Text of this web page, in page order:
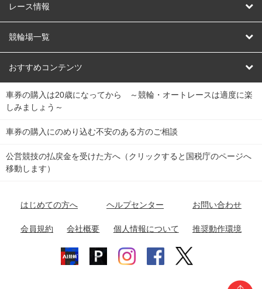
競輪
オートレース
競輪くじ
Dokanto!
チャリロトプラザ
レース情報
レース予想
レース結果
キャリーオーバー一覧
競輪場一覧
北日本 函館競輪場
関
東
弥彦競輪場 前橋競輪場 取手競輪場 宇都宮競輪場
関
東
小田原競輪場
名古屋競輪場 岐阜競輪場 大垣競輪場 豊橋競輪場
富山競輪場 松阪競輪場 四日市競輪場
福井競輪場 奈良競輪場 向日町競輪場
おすすめコンテンツ
競輪選手情報
Perfecta Navi
netkeirin
車券の購入は20歳になってから ～競輪・オートレースは適度に楽
しみましょう～
車券の購入にのめり込む不安のある方のご相談
公営競技の払戻金を受けた方へ（クリックすると国税庁のページへ
移動します）
はじめての方へ ヘルプセンター お問い合わせ
会員規約 会社概要 個人情報について 推奨動作環境